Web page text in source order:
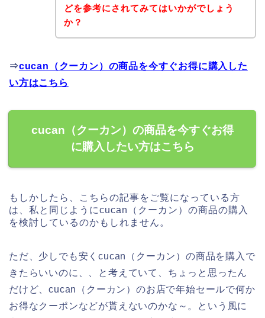
どを参考にされてみてはいかがでしょう
か？
⇒cucan（クーカン）の商品を今すぐお得に購入した
い方はこちら
cucan（クーカン）の商品を今すぐお得
に購入したい方はこちら
もしかしたら、こちらの記事をご覧になっている方
は、私と同じようにcucan（クーカン）の商品の購入
を検討しているのかもしれません。
ただ、少しでも安くcucan（クーカン）の商品を購入で
きたらいいのに、、と考えていて、ちょっと思ったん
だけど、cucan（クーカン）のお店で年始セールで何か
お得なクーポンなどが貰えないのかな～。という風に